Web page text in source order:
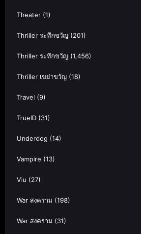
Theater (1)
Thriller ระทึกขวัญ (201)
Thriller ระทึกขวัญ (1,456)
Thriller เขย่าขวัญ (18)
Travel (9)
TrueID (31)
Underdog (14)
Vampire (13)
Viu (27)
War สงคราม (198)
War สงคราม (31)